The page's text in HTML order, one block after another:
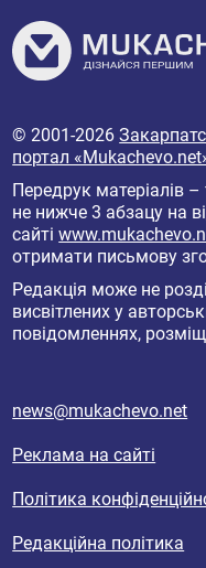
© 2001-2026
портал
Передрук матеріалів
не нижче 3 абзацу на
сайті
отримати письмову
Редакція може не
висвітлених у
повідомленнях,
news@mukachevo.net
Реклама на сайті
Політика
Редакційна політика